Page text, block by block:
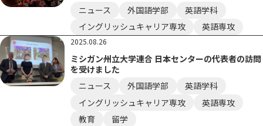
ニュース
外国語学部
英語学科
イングリッシュキャリア専攻
英語専攻
2025.08.26
ミシガン州立大学連合 日本センターの代表者の訪問
を受けました
ニュース
外国語学部
英語学科
イングリッシュキャリア専攻
英語専攻
教育
留学